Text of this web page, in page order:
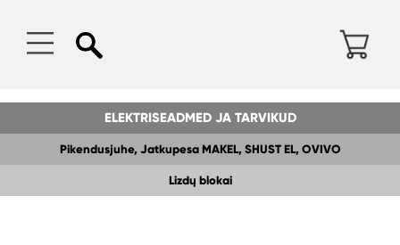
ELEKTRISEADMED JA TARVIKUD
Pikendusjuhe, Jatkupesa MAKEL, SHUST EL, OVIVO
Lizdų blokai